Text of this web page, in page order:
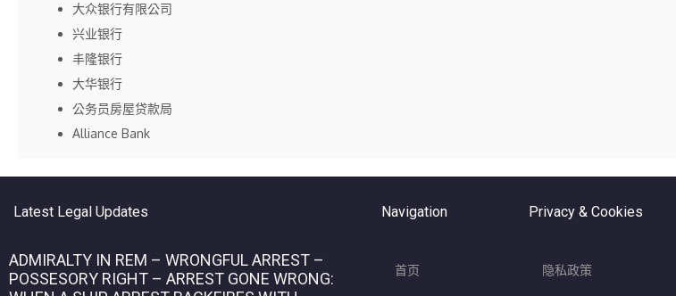
大众银行有限公司
兴业银行
丰隆银行
大华银行
公务员房屋贷款局
Alliance Bank
Latest Legal Updates
ADMIRALTY IN REM – WRONGFUL ARREST –
POSSESORY RIGHT – ARREST GONE WRONG:
Navigation
首页
Privacy & Cookies
隐私政策